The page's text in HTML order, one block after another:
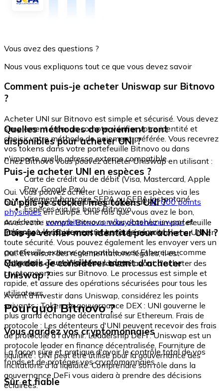
Vous avez des questions ?
Nous vous expliquons tout ce que vous devez savoir
Comment puis-je acheter Uniswap sur Bitnovo
?
Acheter UNI sur Bitnovo est simple et sécurisé. Vous devez
simplement créer un compte, vérifier votre identité et
choisir votre méthode de paiement préférée. Vous recevrez
vos tokens dans votre portefeuille Bitnovo ou dans
n'importe quelle adresse externe compatible.
Quelles méthodes de paiement sont
disponibles pour acheter UNI ?
Chez Bitnovo vous pouvez acheter Uniswap en utilisant :
Carte de crédit ou de débit (Visa, Mastercard, Apple
Pay, Google Pay)
Virement bancaire SEPA ou SEPA Instantané
Espèces via les bons Bitnovo
Puis-je acheter UNI en espèces ?
Oui. Vous pouvez acheter Uniswap en espèces via les
bons Bitnovo, disponibles dans plus de40 000 points
physiquesen Europe. Une fois que vous avez le bon,
accédez à : www.bitnovo.com/buy/cash/uniswap/et
échangez-le rapidement et en toute sécurité.
Où puis-je stocker mes tokens UNI ?
Avec votre compte Bitnovo, vous obtenez un portefeuille
intégré où vous pouvez stocker et gérer vos tokens UNI en
toute sécurité. Vous pouvez également les envoyer vers un
portefeuille externe compatible avec Ethereum, comme
Metamask, Trust Wallet ou Ledger.
Dois-je vérifier mon identité pour acheter UNI ?
Oui. En raison des réglementations légales, il est
obligatoire de vérifier votre identité avant d'acheter des
cryptomonnaies sur Bitnovo. Le processus est simple et
rapide, et assure des opérations sécurisées pour tous les
utilisateurs.
Que dois-je considérer avant d'acheter
Uniswap ?
Avant d'investir dans Uniswap, considérez les points
suivants : Token de gouvernance DEX : UNI gouverne le
plus grand échange décentralisé sur Ethereum. Frais de
protocole : Les détenteurs d'UNI peuvent recevoir des frais
de protocole à l'avenir. Leadership DeFi : Uniswap est un
protocole leader en finance décentralisée. Fourniture de
liquidité : UNI peut être utilisé pour la gouvernance des
incitations à la liquidité. Comprendre son rôle dans la
gouvernance DeFi vous aidera à prendre des décisions
éclairées.
Pourquoi Bitnovo ?
Vous gardez vos cryptomonnaies
La façon sûre et pratique d'avoir le contrôle total de vos
fonds et de protéger vos cryptomonnaies.
Sûr et fiable